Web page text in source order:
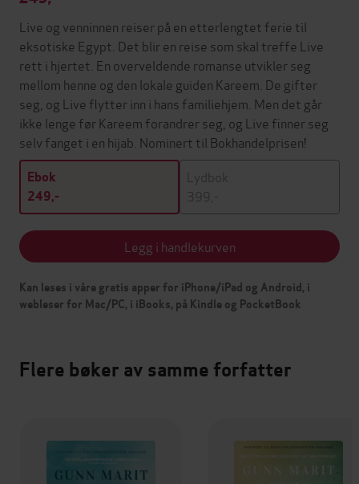
Live og venninnen reiser på en etterlengtet ferie til
eksotiske Egypt. Det blir en reise som skal treffe Live
rett i hjertet. En overveldende romanse utvikler seg
mellom henne og den lokale guiden Kareem. De gifter
seg, og Live flytter inn i hans familiehjem. Men det går
ikke lenge før Kareem forandrer seg, og Live finner seg
selv fanget i en hijab. Nominert til Bokhandelprisen!
Ebok
249,-
Lydbok
399,-
Legg i handlekurven
Kan leses i våre gratis apper for iPhone/iPad og Android, i
webleser for Mac/PC, i iBooks, på Kindle og PocketBook
Flere bøker av samme forfatter